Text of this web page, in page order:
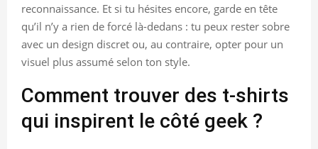
reconnaissance. Et si tu hésites encore, garde en tête
qu’il n’y a rien de forcé là-dedans : tu peux rester sobre
avec un design discret ou, au contraire, opter pour un
visuel plus assumé selon ton style.
Comment trouver des t-shirts
qui inspirent le côté geek ?